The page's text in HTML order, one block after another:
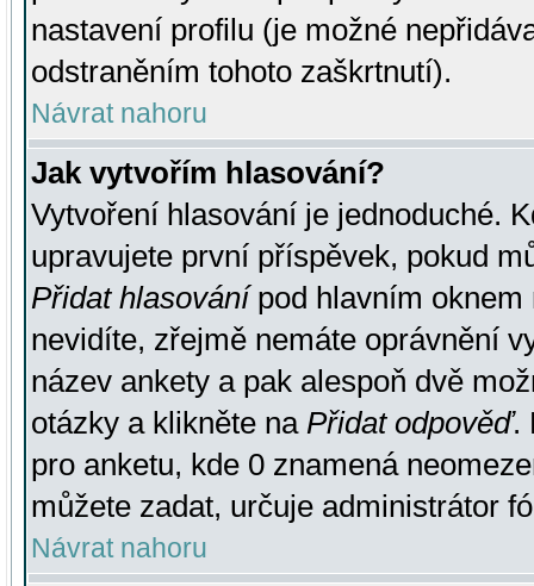
nastavení profilu (je možné
odstraněním tohoto zaškrtnutí).
Návrat nahoru
Jak vytvořím hlasování?
Vytvoření hlasování je jednoduché.
upravujete první příspěvek, pokud
Přidat hlasovánípod hlavním oknem
nevidíte, zřejmě nemáte oprávnění
název ankety a pak alespoň dvě
otázky a klikněte na Přidat odpověď.
pro anketu, kde 0 znamená
můžete zadat, určuje administrátor
Návrat nahoru